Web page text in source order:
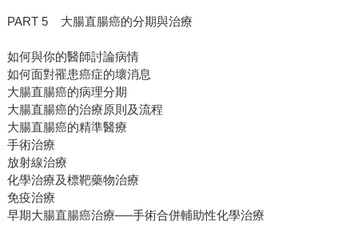
PART 5 大腸直腸癌的分期與治療
如何與你的醫師討論病情
如何面對罹患癌症的壞消息
大腸直腸癌的病理分期
大腸直腸癌的治療原則及流程
大腸直腸癌的精準醫療
手術治療
放射線治療
化學治療及標靶藥物治療
免疫治療
早期大腸直腸癌治療──手術合併輔助性化學治療